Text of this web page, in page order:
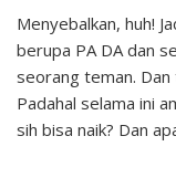
Menyebalkan, huh!
berupa PA DA dan
seorang teman.
Padahal selama ini
sih bisa naik? Dan